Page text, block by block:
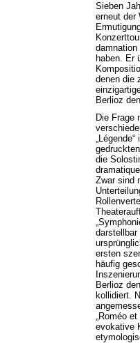
Sieben
erneut der
damnation
haben. Er
denen die
Berlioz
Die Frage
die
Zwar sind
darstellbar
ersten
häufig
Berlioz
kollidiert.
„Roméo
evokative